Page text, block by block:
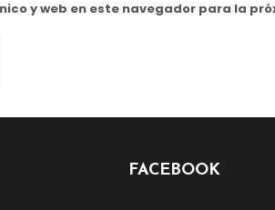
y web en este navegador para la
FACEBOOK